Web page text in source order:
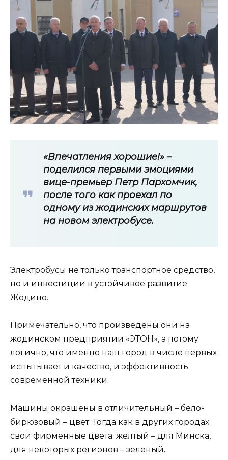
«Впечатления хорошие!» –
поделился первыми эмоциями
вице-премьер Петр Пархомчик,
после того как проехал по
одному из жодинских маршрутов
на новом электробусе.
Электробусы не только транспортное средство,
но и инвестиции в устойчивое развитие
Жодино.
Примечательно, что произведены они на
жодинском предприятии «ЭТОН», а потому
логично, что именно наш город в числе первых
испытывает и качество, и эффективность
современной техники.
Машины окрашены в отличительный – бело-
бирюзовый – цвет. Тогда как в других городах
свои фирменные цвета: желтый – для Минска,
для некоторых регионов – зеленый.